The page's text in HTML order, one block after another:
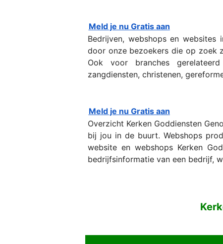
Meld je nu Gratis aan
Bedrijven, webshops en
door onze bezoekers die op zoek
Ook voor branches
zangdiensten, christenen,
Meld je nu Gratis aan
Overzicht Kerken Goddiensten
bij jou in de buurt. Webshops
website en webshops Kerken
bedrijfsinformatie van een bedrijf,